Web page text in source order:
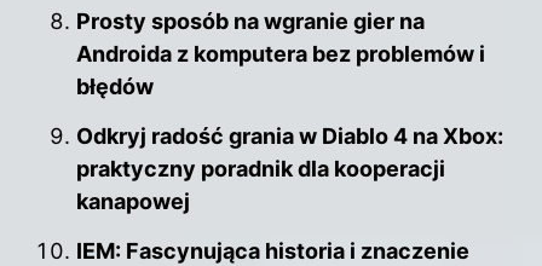
Prosty sposób na wgranie gier na
Androida z komputera bez problemów i
błędów
Odkryj radość grania w Diablo 4 na Xbox:
praktyczny poradnik dla kooperacji
kanapowej
IEM: Fascynująca historia i znaczenie